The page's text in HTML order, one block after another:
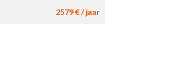
2579 € / jaar